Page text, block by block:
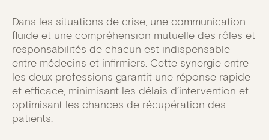
Dans les situations de crise, une communication
fluide et une compréhension mutuelle des rôles et
responsabilités de chacun est indispensable
entre médecins et infirmiers. Cette synergie entre
les deux professions garantit une réponse rapide
et efficace, minimisant les délais d’intervention et
optimisant les chances de récupération des
patients.